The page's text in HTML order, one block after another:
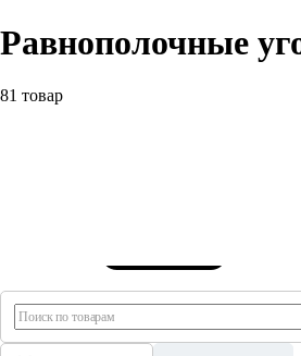
Равнополочные
81 товар